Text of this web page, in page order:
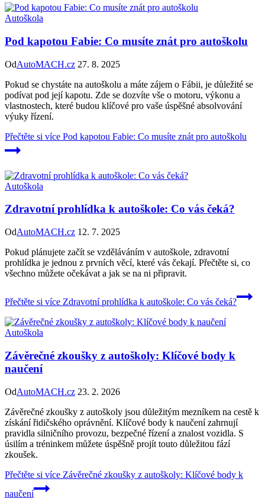
Autoškola
Pod kapotou Fabie: Co musíte znát pro autoškolu
OdAutoMACH.cz 27. 8. 2025
Pokud se chystáte na autoškolu a máte zájem o Fábii, je důležité se
podívat pod její kapotu. Zde se dozvíte vše o motoru, výkonu a
vlastnostech, které budou klíčové pro vaše úspěšné absolvování
výuky řízení.
Přečtěte si více Pod kapotou Fabie: Co musíte znát pro autoškolu
Autoškola
Zdravotní prohlídka k autoškole: Co vás čeká?
OdAutoMACH.cz 12. 7. 2025
Pokud plánujete začít se vzděláváním v autoškole, zdravotní
prohlídka je jednou z prvních věcí, které vás čekají. Přečtěte si, co
všechno můžete očekávat a jak se na ni připravit.
Přečtěte si více Zdravotní prohlídka k autoškole: Co vás čeká?
Autoškola
Závěrečné zkoušky z autoškoly: Klíčové body k
naučení
OdAutoMACH.cz 23. 2. 2026
Závěrečné zkoušky z autoškoly jsou důležitým mezníkem na cestě k
získání řidičského oprávnění. Klíčové body k naučení zahrnují
pravidla silničního provozu, bezpečné řízení a znalost vozidla. S
úsilím a tréninkem můžete úspěšně projít touto důležitou fází
zkoušek.
Přečtěte si více Závěrečné zkoušky z autoškoly: Klíčové body k
naučení